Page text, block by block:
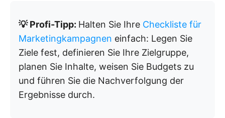
💡 Profi-Tipp: Halten Sie Ihre Checkliste für
Marketingkampagnen einfach: Legen Sie
Ziele fest, definieren Sie Ihre Zielgruppe,
planen Sie Inhalte, weisen Sie Budgets zu
und führen Sie die Nachverfolgung der
Ergebnisse durch.